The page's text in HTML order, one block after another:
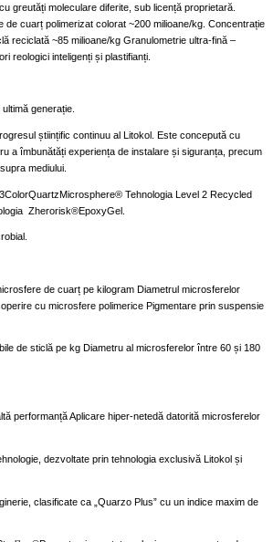
greutăți moleculare diferite, sub licență proprietară.
de cuarț polimerizat colorat ~200 milioane/kg. Concentrație
reciclată ~85 milioane/kg Granulometrie ultra-fină –
reologici inteligenți și plastifianți.
generație.
științific continuu al Litokol. Este concepută cu
a îmbunătăți experiența de instalare și siguranța, precum
mediului.
Tehnologia Level 2 Recycled
Zherorisk®EpoxyGel.
de cuarț pe kilogram Diametrul microsferelor
cu microsfere polimerice Pigmentare prin suspensie
de sticlă pe kg Diametru al microsferelor între 60 și 180
performanță Aplicare hiper-netedă datorită microsferelor
dezvoltate prin tehnologia exclusivă Litokol și
clasificate ca „Quarzo Plus” cu un indice maxim de